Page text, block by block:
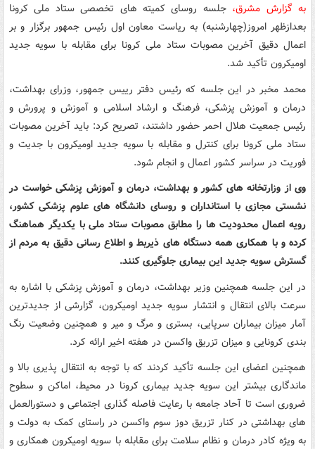
به گزارش مشرق،جلسه روسای کمیته های تخصصی ستاد ملی کرونا
بعدازظهر امروز(چهارشنبه) به ریاست معاون اول رئیس جمهور برگزار و بر
اعمال دقیق آخرین مصوبات ستاد ملی کرونا برای مقابله با سویه جدید
اومیکرون تأکید شد.
محمد مخبر در این جلسه که رئیس دفتر رییس جمهور، وزرای بهداشت،
درمان و آموزش پزشکی، فرهنگ و ارشاد اسلامی و آموزش و پرورش و
رئیس جمعیت هلال احمر حضور داشتند، تصریح کرد: باید آخرین مصوبات
ستاد ملی کرونا برای کنترل و مقابله با سویه جدید اومیکرون با جدیت و
فوریت در سراسر کشور اعمال و انجام شود.
وی از وزارتخانه های کشور و بهداشت، درمان و آموزش پزشکی خواست در
نشستی مجازی با استانداران و روسای دانشگاه های علوم پزشکی کشور،
رویه اعمال محدودیت ها را مطابق مصوبات ستاد ملی با یکدیگر هماهنگ
کرده و با همکاری همه دستگاه های ذیربط و اطلاع رسانی دقیق به مردم از
گسترش سویه جدید این بیماری جلوگیری کنند.
در این جلسه همچنین وزیر بهداشت، درمان و آموزش پزشکی با اشاره به
سرعت بالای انتقال و انتشار سویه جدید اومیکرون، گزارشی از جدیدترین
آمار میزان بیماران سرپایی، بستری و مرگ و میر و همچنین وضعیت رنگ
بندی کرونایی و میزان تزریق واکسن در هفته اخیر ارائه کرد.
همچنین اعضای این جلسه تأکید کردند که با توجه به انتقال پذیری بالا و
ماندگاری بیشتر این سویه جدید بیماری کرونا در محیط، اماکن و سطوح
ضروری است تا آحاد جامعه با رعایت فاصله گذاری اجتماعی و دستورالعمل
های بهداشتی در کنار تزریق دوز سوم واکسن در راستای کمک به دولت و
به ویژه کادر درمان و نظام سلامت برای مقابله با سویه اومیکرون همکاری و